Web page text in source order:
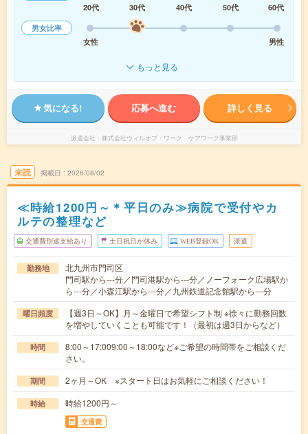
20代
30代 40代 50代
60代
男女比率
女性
男性
もっと見る
気になる! 応募へ進む 詳しく見る
派遣会社 株式会社ウィルオブ・ワーク ケアワーク事業部
未読 掲載日 2026/08/02
≪時給1200円～＊平日のみ≫病院で受付やカ
ルテの整理など
交通費別途支給あり 土日祝日が休み WEB登録OK 派遣
勤務地
北九州市門司区
門司駅から---分／門司港駅から---分／ノーフォーク広場駅か
ら---分／小森江駅から---分／九州鉄道記念館駅から---分
曜日頻度
【週3日～OK】月～金曜日で希望シフト制 ※徐々に勤務回数
を増やしていくことも可能です！（最初は週3日からなど）
時間
8:00～17:009:00～18:00など※ご希望の時間帯をご相談くだ
さい。
期間 2ヶ月～OK ※スタート日はお気軽にご相談ください！
時給 時給1200円～
交通費